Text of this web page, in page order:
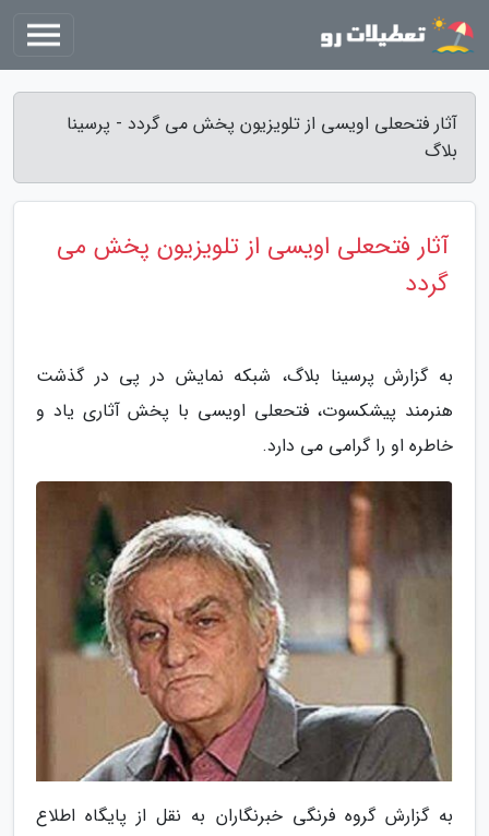
آثار فتحعلی اویسی از تلویزیون پخش می گردد - پرسینا
بلاگ
آثار فتحعلی اویسی از تلویزیون پخش می
گردد
به گزارش پرسینا بلاگ، شبکه نمایش در پی در گذشت
هنرمند پیشکسوت، فتحعلی اویسی با پخش آثاری یاد و
خاطره او را گرامی می دارد.
به گزارش گروه فرنگی خبرنگاران به نقل از پایگاه اطلاع